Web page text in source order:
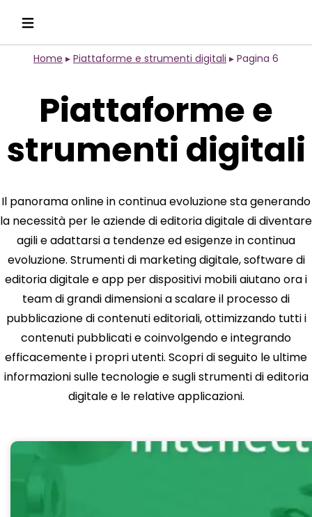
Home ▸ Piattaforme e strumenti digitali ▸ Pagina 6
Piattaforme e
strumenti digitali
Il panorama online in continua evoluzione sta generando
la necessità per le aziende di editoria digitale di diventare
agili e adattarsi a tendenze ed esigenze in continua
evoluzione. Strumenti di marketing digitale, software di
editoria digitale e app per dispositivi mobili aiutano ora i
team di grandi dimensioni a scalare il processo di
pubblicazione di contenuti editoriali, ottimizzando tutti i
contenuti pubblicati e coinvolgendo e integrando
efficacemente i propri utenti. Scopri di seguito le ultime
informazioni sulle tecnologie e sugli strumenti di editoria
digitale e le relative applicazioni.